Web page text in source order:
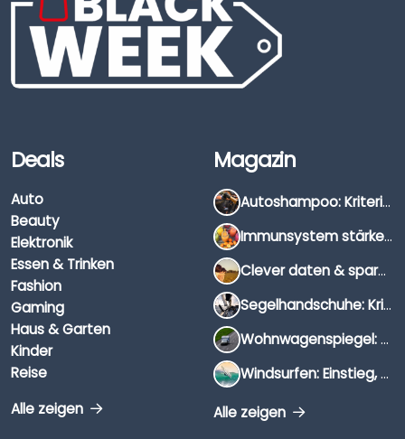
Deals
Auto
Beauty
Elektronik
Essen & Trinken
Fashion
Gaming
Haus & Garten
Kinder
Reise
Alle zeigen
Magazin
Autoshampoo: Kriterien, Unterschiede & Anwendung
Immunsystem stärken: Hausmittel, Vitamine & Wissenswertes
Clever daten & sparen: So findest du die besten Deals für Dates und Unternehmungen
Segelhandschuhe: Kriterien, Materialien & Tipps
Wohnwagenspiegel: Auswahl, Preise & Montage
Windsurfen: Einstieg, Ausrüstung & Tipps
Alle zeigen